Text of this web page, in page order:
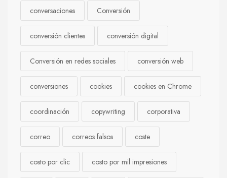
conversaciones Conversión
conversión clientes conversión digital
Conversión en redes sociales conversión web
conversiones cookies cookies en Chrome
coordinación copywriting corporativa
correo correos falsos coste
costo por clic costo por mil impresiones